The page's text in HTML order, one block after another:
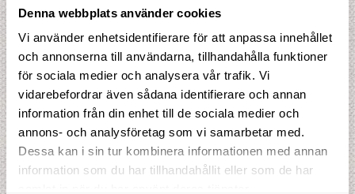
Denna webbplats använder cookies
Vi använder enhetsidentifierare för att anpassa innehållet
och annonserna till användarna, tillhandahålla funktioner
för sociala medier och analysera vår trafik. Vi
vidarebefordrar även sådana identifierare och annan
information från din enhet till de sociala medier och
annons- och analysföretag som vi samarbetar med.
Dessa kan i sin tur kombinera informationen med annan
information som du har tillhandahållit eller som de har
54 850 SEK
inklusive flygskatter och bränsletillägg
Detta ingår i priset
Flyg till Muskat t/r i ekonomiklass
VIP ankomst service
90 min massage
Dhow kryssning vid solnedgången
2 nätter på The Chedi Muscat i Serai Room inklusive frukost
2 nätter på Private Perfect Journeys Glamping inklusive frukost
2 nätter på Alila Jabal Akhdar i Mountain View Room inklusive frukost